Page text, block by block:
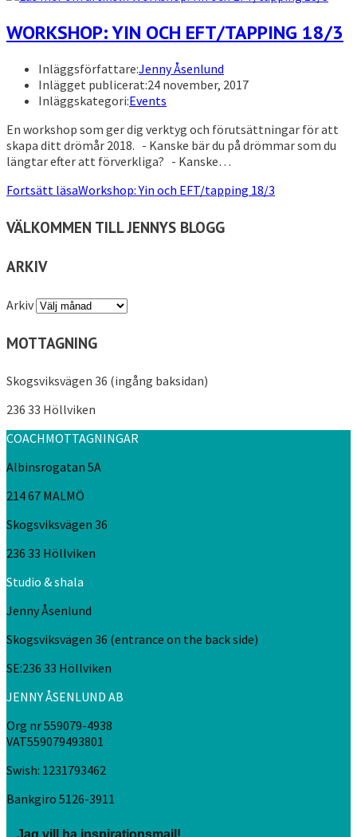
WORKSHOP: YIN OCH EFT/TAPPING 18/3
Inläggsförfattare:Jenny Åsenlund
Inlägget publicerat:24 november, 2017
Inläggskategori:Events
En workshop som ger dig verktyg och förutsättningar för att
skapa ditt drömår 2018. - Kanske bär du på drömmar som du
längtar efter att förverkliga? - Kanske…
Fortsätt läsaWorkshop: Yin och EFT/tapping 18/3
VÄLKOMMEN TILL JENNYS BLOGG
ARKIV
Arkiv
MOTTAGNING
Skogsviksvägen 36 (ingång baksidan)
236 33 Höllviken
COACHMOTTAGNINGAR
Albinsrogatan 5A
214 67 MALMÖ
Skogsviksvägen 36
236 33 Höllviken
Studio & shala
Jenny Åsenlund
Skogsviksvägen 36 (entrance on the back side)
SE:236 33 Höllviken
JENNY ÅSENLUND AB
Org nr 559079-4938
VAT559079493801
Swish: 1231793462
Bankgiro 5126-3911